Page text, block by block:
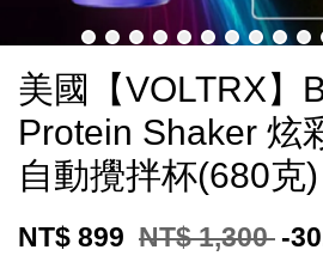
美國【VOLTRX】
Protein Shaker 炫
自動攪拌杯(680克)
NT$ 899 NT$ 1,300 -